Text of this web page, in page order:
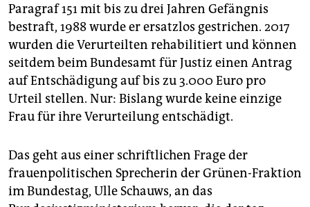
Paragraf 151 mit bis zu drei Jahren Gefängnis
bestraft, 1988 wurde er ersatzlos gestrichen. 2017
wurden die Verurteilten rehabilitiert und können
seitdem beim Bundesamt für Justiz einen Antrag
auf Entschädigung auf bis zu 3.000 Euro pro
Urteil stellen. Nur: Bislang wurde keine einzige
Frau für ihre Verurteilung entschädigt.
Das geht aus einer schriftlichen Frage der
frauenpolitischen Sprecherin der Grünen-Fraktion
im Bundestag, Ulle Schauws, an das